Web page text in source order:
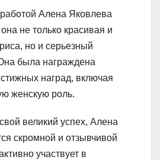
Алена Яковлева
не только красивая и
но и серьезный
была награждена
наград, включая
женскую роль.
великий успех, Алена
скромной и отзывчивой
участвует в